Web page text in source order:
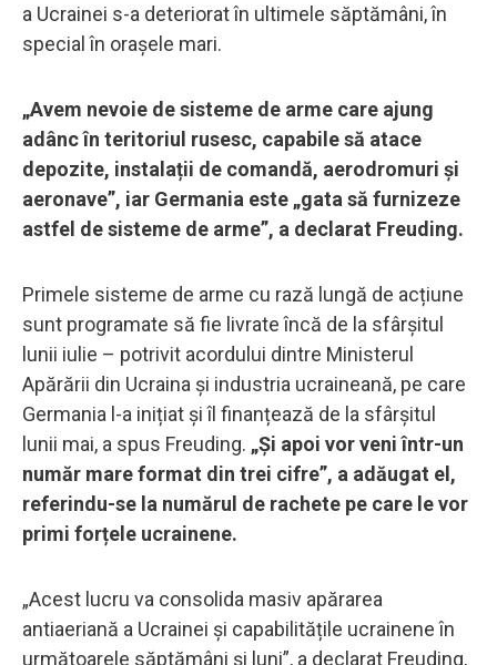
a Ucrainei s-a deteriorat în ultimele săptămâni, în
special în orașele mari.
„Avem nevoie de sisteme de arme care ajung
adânc în teritoriul rusesc, capabile să atace
depozite, instalații de comandă, aerodromuri și
aeronave”, iar Germania este „gata să furnizeze
astfel de sisteme de arme”, a declarat Freuding.
Primele sisteme de arme cu rază lungă de acțiune
sunt programate să fie livrate încă de la sfârșitul
lunii iulie – potrivit acordului dintre Ministerul
Apărării din Ucraina și industria ucraineană, pe care
Germania l-a inițiat și îl finanțează de la sfârșitul
lunii mai, a spus Freuding. „Și apoi vor veni într-un
număr mare format din trei cifre”, a adăugat el,
referindu-se la numărul de rachete pe care le vor
primi forțele ucrainene.
„Acest lucru va consolida masiv apărarea
antiaeriană a Ucrainei și capabilitățile ucrainene în
următoarele săptămâni și luni”, a declarat Freuding,